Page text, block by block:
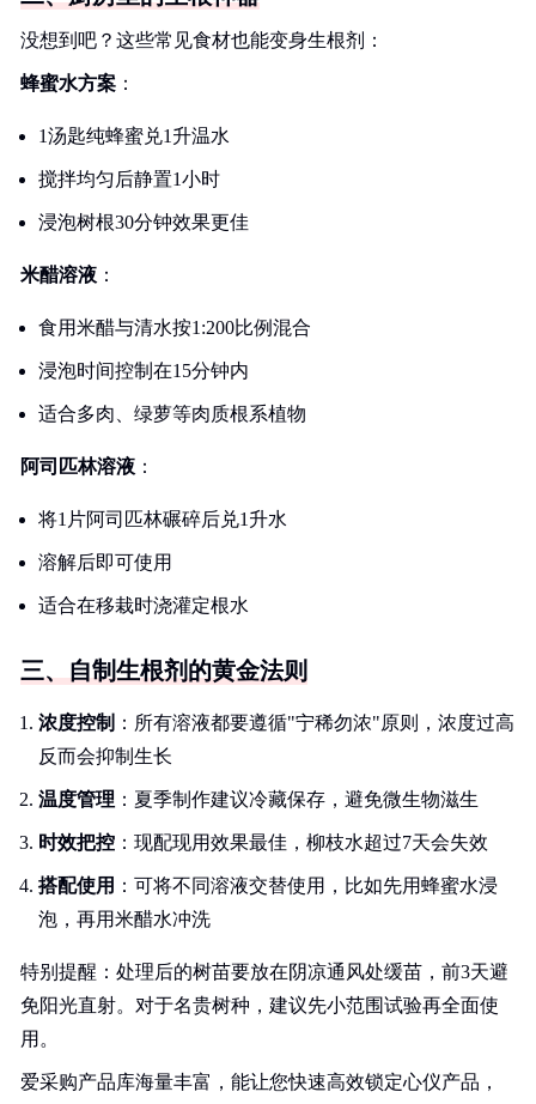
没想到吧？这些常见食材也能变身生根剂：
蜂蜜水方案 ：
1汤匙纯蜂蜜兑1升温水
搅拌均匀后静置1小时
浸泡树根30分钟效果更佳
米醋溶液 ：
食用米醋与清水按1:200比例混合
浸泡时间控制在15分钟内
适合多肉、绿萝等肉质根系植物
阿司匹林溶液 ：
将1片阿司匹林碾碎后兑1升水
溶解后即可使用
适合在移栽时浇灌定根水
三、自制生根剂的黄金法则
浓度控制 ：所有溶液都要遵循"宁稀勿浓"原则，浓度过高
反而会抑制生长
温度管理 ：夏季制作建议冷藏保存，避免微生物滋生
时效把控 ：现配现用效果最佳，柳枝水超过7天会失效
搭配使用 ：可将不同溶液交替使用，比如先用蜂蜜水浸
泡，再用米醋水冲洗
特别提醒：处理后的树苗要放在阴凉通风处缓苗，前3天避
免阳光直射。对于名贵树种，建议先小范围试验再全面使
用。
爱采购产品库海量丰富，能让您快速高效锁定心仪产品，